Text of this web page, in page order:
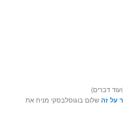
דברים)
על זה שלום בוגוסלבסקי מניח את